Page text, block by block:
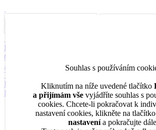
Kariérní poradenství
O nás
AKADEMIE
DENTAL BAZAR DENTAL
TV
DentalJobs.czmenu search
Přihlásit
Inzerce
Pro inzerenty
Souhlas s používáním
Kliknutím na níže uvedené tlačítko
a přijímám vše vyjádříte souhlas s
cookies. Chcete-li pokračovat k
nastavení cookies, klikněte na tlačítko
nastavenía pokračujte